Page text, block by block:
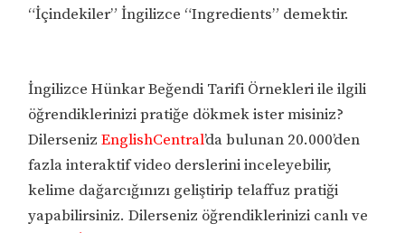
“İçindekiler” İngilizce “Ingredients” demektir.
İngilizce Hünkar Beğendi Tarifi Örnekleri ile ilgili
öğrendiklerinizi pratiğe dökmek ister misiniz?
DilersenizEnglishCentral’da bulunan 20.000’den
fazla interaktif video derslerini inceleyebilir,
kelime dağarcığınızı geliştirip telaffuz pratiği
yapabilirsiniz. Dilerseniz öğrendiklerinizi canlı ve